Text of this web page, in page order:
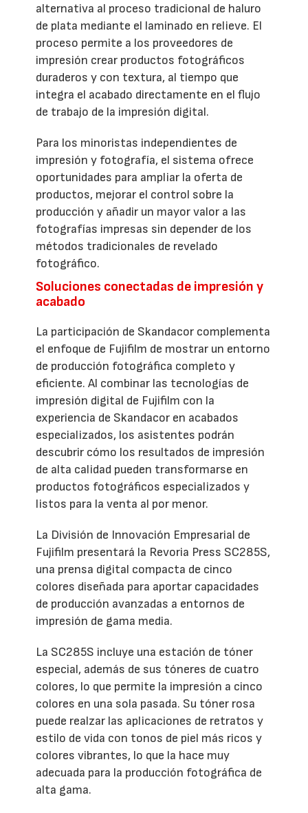
alternativa al proceso tradicional de haluro
de plata mediante el laminado en relieve. El
proceso permite a los proveedores de
impresión crear productos fotográficos
duraderos y con textura, al tiempo que
integra el acabado directamente en el flujo
de trabajo de la impresión digital.
Para los minoristas independientes de
impresión y fotografía, el sistema ofrece
oportunidades para ampliar la oferta de
productos, mejorar el control sobre la
producción y añadir un mayor valor a las
fotografías impresas sin depender de los
métodos tradicionales de revelado
fotográfico.
Soluciones conectadas de impresión y
acabado
La participación de Skandacor complementa
el enfoque de Fujifilm de mostrar un entorno
de producción fotográfica completo y
eficiente. Al combinar las tecnologías de
impresión digital de Fujifilm con la
experiencia de Skandacor en acabados
especializados, los asistentes podrán
descubrir cómo los resultados de impresión
de alta calidad pueden transformarse en
productos fotográficos especializados y
listos para la venta al por menor.
La División de Innovación Empresarial de
Fujifilm presentará la Revoria Press SC285S,
una prensa digital compacta de cinco
colores diseñada para aportar capacidades
de producción avanzadas a entornos de
impresión de gama media.
La SC285S incluye una estación de tóner
especial, además de sus tóneres de cuatro
colores, lo que permite la impresión a cinco
colores en una sola pasada. Su tóner rosa
puede realzar las aplicaciones de retratos y
estilo de vida con tonos de piel más ricos y
colores vibrantes, lo que la hace muy
adecuada para la producción fotográfica de
alta gama.